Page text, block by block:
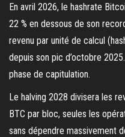
En avril 2026, le hashrate
22 % en dessous de son
revenu par unité de calcul
depuis son pic d’octobre
phase de capitulation.
Le halving 2028 divisera les
BTC par bloc, seules les
sans dépendre massivement